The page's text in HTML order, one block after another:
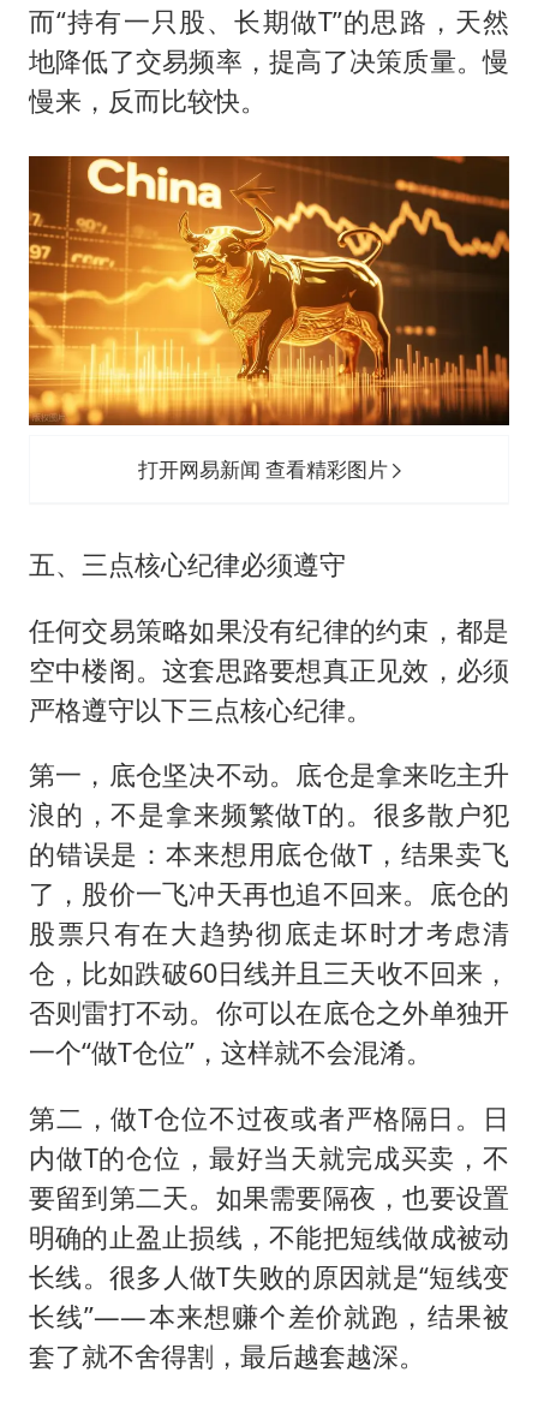
而“持有一只股、长期做T”的思路，天然
地降低了交易频率，提高了决策质量。慢
慢来，反而比较快。
打开网易新闻 查看精彩图片
五、三点核心纪律必须遵守
任何交易策略如果没有纪律的约束，都是
空中楼阁。这套思路要想真正见效，必须
严格遵守以下三点核心纪律。
第一，底仓坚决不动。底仓是拿来吃主升
浪的，不是拿来频繁做T的。很多散户犯
的错误是：本来想用底仓做T，结果卖飞
了，股价一飞冲天再也追不回来。底仓的
股票只有在大趋势彻底走坏时才考虑清
仓，比如跌破60日线并且三天收不回来，
否则雷打不动。你可以在底仓之外单独开
一个“做T仓位”，这样就不会混淆。
第二，做T仓位不过夜或者严格隔日。日
内做T的仓位，最好当天就完成买卖，不
要留到第二天。如果需要隔夜，也要设置
明确的止盈止损线，不能把短线做成被动
长线。很多人做T失败的原因就是“短线变
长线”——本来想赚个差价就跑，结果被
套了就不舍得割，最后越套越深。